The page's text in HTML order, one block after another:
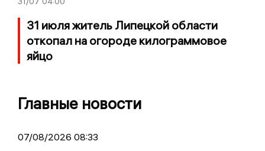
31 июля житель Липецкой области
откопал на огороде килограммовое
яйцо
Главные новости
07/08/2026 08:33